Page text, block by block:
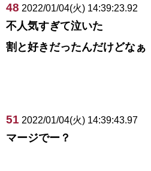
48 2022/01/04(火) 14:39:23.92
不人気すぎて泣いた
割と好きだったんだけどなぁ
51 2022/01/04(火) 14:39:43.97
マージでー？